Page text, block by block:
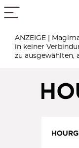
ANZEIGE |
in keiner
zu ausgewählten,